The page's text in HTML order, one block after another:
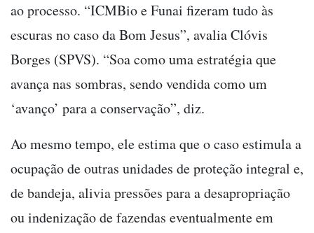
ao processo. “ICMBio e Funai fizeram tudo às
escuras no caso da Bom Jesus”, avalia Clóvis
Borges (SPVS). “Soa como uma estratégia que
avança nas sombras, sendo vendida como um
‘avanço’ para a conservação”, diz.
Ao mesmo tempo, ele estima que o caso estimula a
ocupação de outras unidades de proteção integral e,
de bandeja, alivia pressões para a desapropriação
ou indenização de fazendas eventualmente em